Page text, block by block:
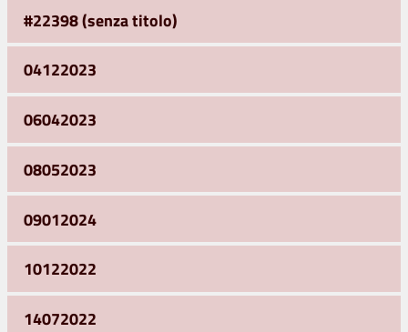
#22398 (senza titolo)
04122023
06042023
08052023
09012024
10122022
14072022